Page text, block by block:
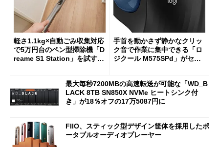
軽さ1.1kg×自動ごみ収集対応
で5万円台のペン型掃除機「D
reame S1 Station」を試す
手首を動かさず静かなクリッ
ク音で作業に集中できる「ロ
ジクール M575SPd」がセー
最大毎秒7200MBの高速転送が可能な「WD_B
LACK 8TB SN850X NVMe ヒートシンク付
き」が18％オフの17万5087円に
FIIO、スティック型デザイン筐体を採用したポ
ータブルオーディオプレーヤー